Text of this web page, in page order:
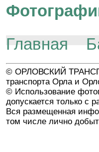
Главная
© ОРЛОВСКИЙ
транспорта Орла и
© Использование
допускается только с
Вся размещенная
том числе лично